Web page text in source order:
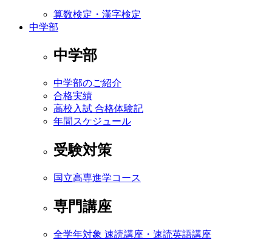
算数検定・漢字検定
中学部
中学部
中学部のご紹介
合格実績
高校入試 合格体験記
年間スケジュール
受験対策
国立高専進学コース
専門講座
全学年対象 速読講座・速読英語講座